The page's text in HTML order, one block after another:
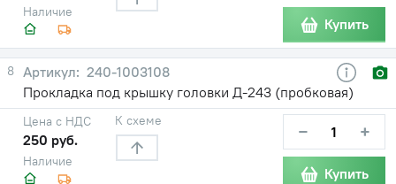
Наличие
Купить
8
240-1003108
Прокладка под крышку головки Д-243 (пробковая)
Наличие
Цена с НДС
250 руб.
К схеме − +
Купить